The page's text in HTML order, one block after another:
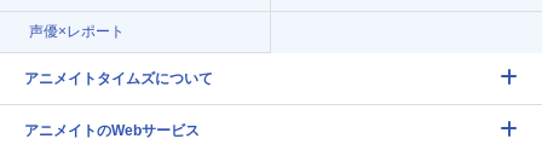
声優×レポート
アニメイトタイムズについて
アニメイトのWebサービス